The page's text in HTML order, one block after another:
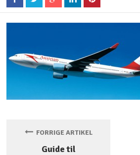
FORRIGE ARTIKEL
Guide til